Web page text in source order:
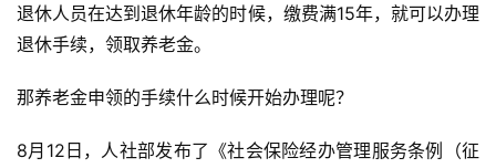
退休人员在达到退休年龄的时候，缴费满15年，就可以办理
退休手续，领取养老金。
那养老金申领的手续什么时候开始办理呢？
8月12日，人社部发布了《社会保险经办管理服务条例（征